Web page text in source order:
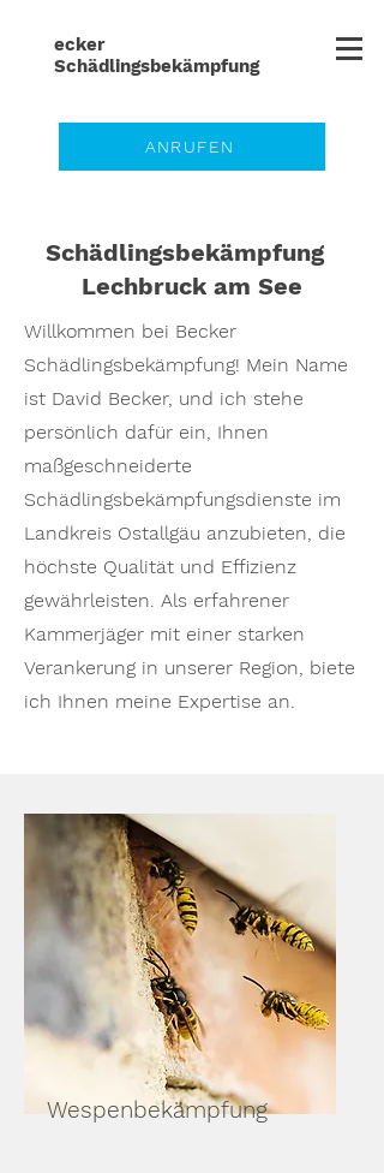
ecker
Schädlingsbekämpfung
ANRUFEN
Schädlingsbekämpfung
Lechbruck am See
Willkommen bei Becker
Schädlingsbekämpfung! Mein Name
ist David Becker, und ich stehe
persönlich dafür ein, Ihnen
maßgeschneiderte
Schädlingsbekämpfungsdienste im
Landkreis Ostallgäu anzubieten, die
höchste Qualität und Effizienz
gewährleisten. Als erfahrener
Kammerjäger mit einer starken
Verankerung in unserer Region, biete
ich Ihnen meine Expertise an.
Wespenbekämpfung